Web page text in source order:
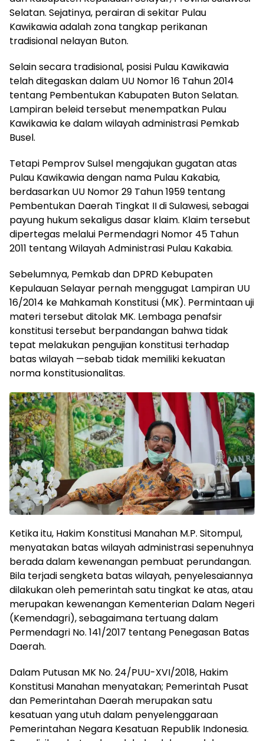
Selatan. Sejatinya, perairan di sekitar Pulau
Kawikawia adalah zona tangkap perikanan
tradisional nelayan Buton.
Selain secara tradisional, posisi Pulau Kawikawia
telah ditegaskan dalam UU Nomor 16 Tahun 2014
tentang Pembentukan Kabupaten Buton Selatan.
Lampiran beleid tersebut menempatkan Pulau
Kawikawia ke dalam wilayah administrasi Pemkab
Busel.
Tetapi Pemprov Sulsel mengajukan gugatan atas
Pulau Kawikawia dengan nama Pulau Kakabia,
berdasarkan UU Nomor 29 Tahun 1959 tentang
Pembentukan Daerah Tingkat II di Sulawesi, sebagai
payung hukum sekaligus dasar klaim. Klaim tersebut
dipertegas melalui Permendagri Nomor 45 Tahun
2011 tentang Wilayah Administrasi Pulau Kakabia.
Sebelumnya, Pemkab dan DPRD Kebupaten
Kepulauan Selayar pernah menggugat Lampiran UU
16/2014 ke Mahkamah Konstitusi (MK). Permintaan uji
materi tersebut ditolak MK. Lembaga penafsir
konstitusi tersebut berpandangan bahwa tidak
tepat melakukan pengujian konstitusi terhadap
batas wilayah —sebab tidak memiliki kekuatan
norma konstitusionalitas.
Ketika itu, Hakim Konstitusi Manahan M.P. Sitompul,
menyatakan batas wilayah administrasi sepenuhnya
berada dalam kewenangan pembuat perundangan.
Bila terjadi sengketa batas wilayah, penyelesaiannya
dilakukan oleh pemerintah satu tingkat ke atas, atau
merupakan kewenangan Kementerian Dalam Negeri
(Kemendagri), sebagaimana tertuang dalam
Permendagri No. 141/2017 tentang Penegasan Batas
Daerah.
Dalam Putusan MK No. 24/PUU-XVI/2018, Hakim
Konstitusi Manahan menyatakan; Pemerintah Pusat
dan Pemerintahan Daerah merupakan satu
kesatuan yang utuh dalam penyelenggaraan
Pemerintahan Negara Kesatuan Republik Indonesia.